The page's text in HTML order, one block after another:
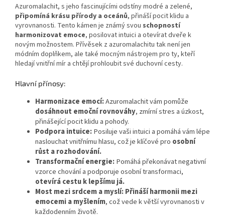
Azuromalachit, s jeho fascinujícími odstíny modré a zelené,
připomíná krásu přírody a oceánů, přináší pocit klidu a
vyrovnanosti. Tento kámen je známý svou schopností
harmonizovat emoce, posilovat intuici a otevírat dveře k
novým možnostem. Přívěsek z azuromalachitu tak není jen
módním doplňkem, ale také mocným nástrojem pro ty, kteří
hledají vnitřní mír a chtějí prohloubit své duchovní cesty.
Hlavní přínosy:
Harmonizace emocí:Azuromalachit vám pomůže
dosáhnout emočnírovnováhy, zmírní stres a úzkost,
přinášející pocit klidu a pohody.
Podpora intuice:Posiluje vaši intuici a pomáhá vám lépe
naslouchat vnitřnímu hlasu, což je klíčové pro osobní
růst a rozhodování.
Transformační energie:Pomáhá překonávat negativní
vzorce chování a podporuje osobní transformaci,
otevírá cestu k lepšímu já.
Most mezi srdcem a myslí:Přináší harmonii mezi
emocemi a myšlením, což vede k větší vyrovnanosti v
každodenním životě.